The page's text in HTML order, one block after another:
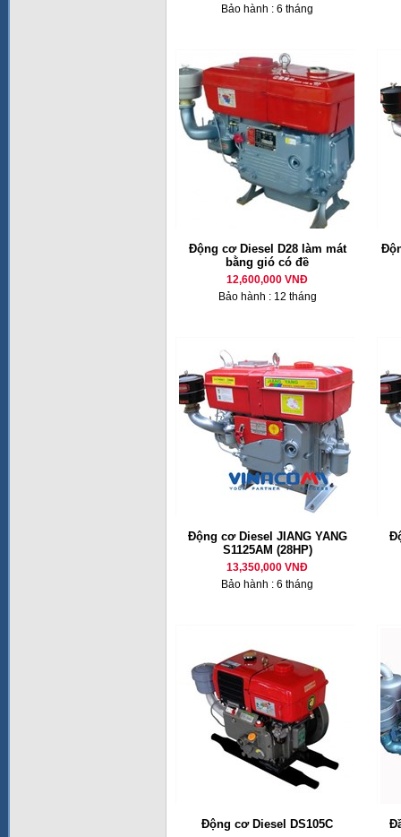
Bảo hành : 6 tháng
Động cơ Diesel D28 làm mát
bằng gió có đề
12,600,000 VNĐ
Bảo hành : 12 tháng
Động cơ Diesel JIANG YANG
S1125AM (28HP)
13,350,000 VNĐ
Bảo hành : 6 tháng
Động cơ Diesel DS105C